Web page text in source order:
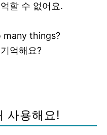
할 수 없어요.
many things?
억해요?
사용해요!